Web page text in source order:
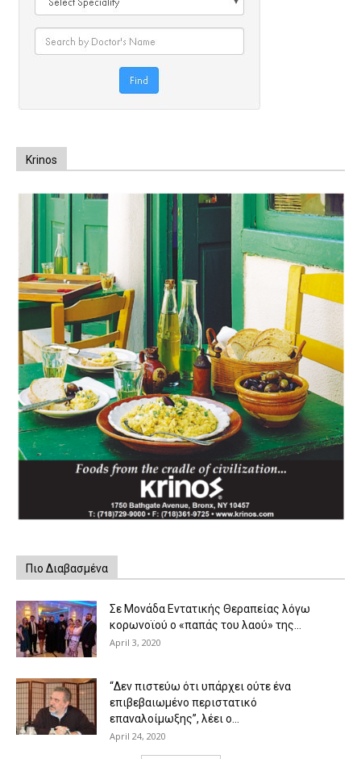
Krinos
Πιο Διαβασμένα
Σε Μονάδα Εντατικής Θεραπείας λόγω
κορωνοϊού ο «παπάς του λαού» της...
April 3, 2020
“Δεν πιστεύω ότι υπάρχει ούτε ένα
επιβεβαιωμένο περιστατικό
επαναλοίμωξης”, λέει ο...
April 24, 2020